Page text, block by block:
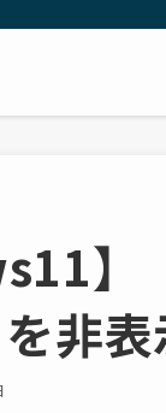
】
非